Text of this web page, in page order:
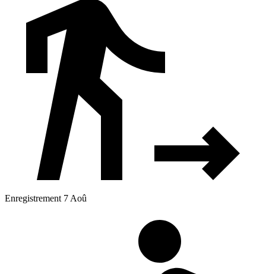
Enregistrement 7 Aoû